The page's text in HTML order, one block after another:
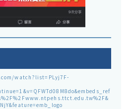
watch?list=PLyj7F-